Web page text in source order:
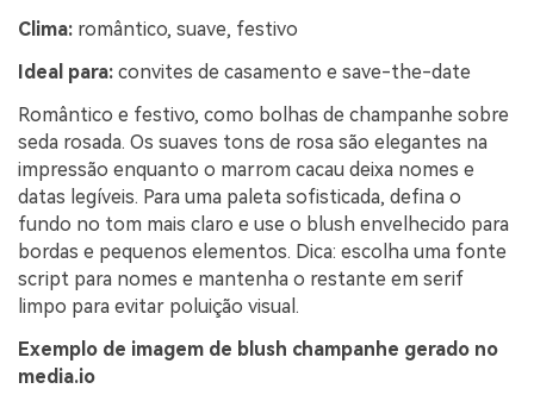
Clima: romântico, suave, festivo
Ideal para: convites de casamento e save-the-date
Romântico e festivo, como bolhas de champanhe sobre
seda rosada. Os suaves tons de rosa são elegantes na
impressão enquanto o marrom cacau deixa nomes e
datas legíveis. Para uma paleta sofisticada, defina o
fundo no tom mais claro e use o blush envelhecido para
bordas e pequenos elementos. Dica: escolha uma fonte
script para nomes e mantenha o restante em serif
limpo para evitar poluição visual.
Exemplo de imagem de blush champanhe gerado no
media.io